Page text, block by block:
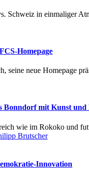
Schweiz in einmaliger
Homepage
seine neue Homepage
Bonndorf mit Kunst und
wie im Rokoko und
Innovation